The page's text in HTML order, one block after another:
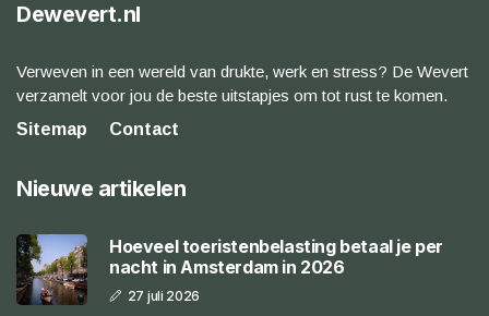
Dewevert.nl
Verweven in een wereld van drukte, werk en stress? De Wevert
verzamelt voor jou de beste uitstapjes om tot rust te komen.
Sitemap
Contact
Nieuwe artikelen
Hoeveel toeristenbelasting betaal je per
nacht in Amsterdam in 2026
27 juli 2026